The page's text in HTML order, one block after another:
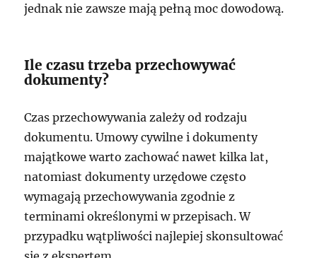
jednak nie zawsze mają pełną moc dowodową.
Ile czasu trzeba przechowywać
dokumenty?
Czas przechowywania zależy od rodzaju
dokumentu. Umowy cywilne i dokumenty
majątkowe warto zachować nawet kilka lat,
natomiast dokumenty urzędowe często
wymagają przechowywania zgodnie z
terminami określonymi w przepisach. W
przypadku wątpliwości najlepiej skonsultować